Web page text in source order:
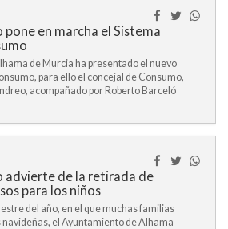
en marcha el Sistema
de Murcia ha presentado el nuevo
para ello el concejal de Consumo,
acompañado por Roberto Barceló
advierte de la retirada de
para los niños
del año, en el que muchas familias
el Ayuntamiento de Alhama